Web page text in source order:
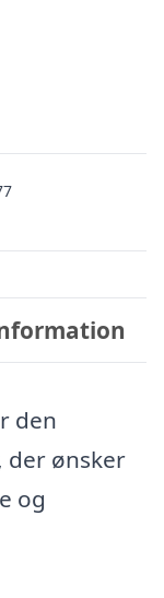
den
der ønsker
og